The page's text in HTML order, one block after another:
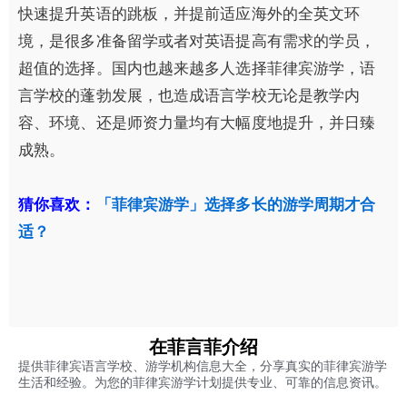
快速提升英语的跳板，并提前适应海外的全英文环
境，是很多准备留学或者对英语提高有需求的学员，
超值的选择。国内也越来越多人选择菲律宾游学，语
言学校的蓬勃发展，也造成语言学校无论是教学内
容、环境、还是师资力量均有大幅度地提升，并日臻
成熟。
猜你喜欢：
「菲律宾游学」选择多长的游学周期才合
适？
在菲言菲介绍
提供菲律宾语言学校、游学机构信息大全，分享真实的菲律宾游学
生活和经验。为您的菲律宾游学计划提供专业、可靠的信息资讯。